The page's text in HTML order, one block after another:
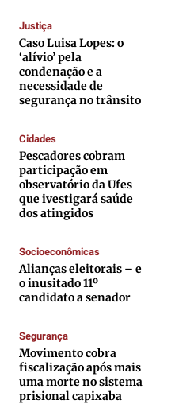
Colunas
Caetano Roque
Gustavo Bastos
Wanda Sily
Publicidade Legal
Anuncie
Quem Somos
Expediente
Anuncie
Termos de Uso
Colunas
Caetano Roque
Gustavo Bastos
Wanda Sily
Publicidade Legal
Anuncie
Quem Somos
Expediente
Anuncie
Termos de Uso
Colunas
Caetano Roque
Gustavo Bastos
Wanda Sily
Publicidade Legal
Anuncie
Quem Somos
Expediente
Anuncie
Termos de Uso
Colunas
Caetano Roque
Gustavo Bastos
Wanda Sily
Publicidade Legal
Anuncie
Quem Somos
Expediente
Anuncie
Termos de Uso
Justiça
Caso Luisa Lopes: o
‘alívio’ pela
condenação e a
necessidade de
segurança no trânsito
Cidades
Pescadores cobram
participação em
observatório da Ufes
que ivestigará saúde
dos atingidos
Socioeconômicas
Alianças eleitorais – e
o inusitado 11º
candidato a senador
Segurança
Movimento cobra
fiscalização após mais
uma morte no sistema
prisional capixaba